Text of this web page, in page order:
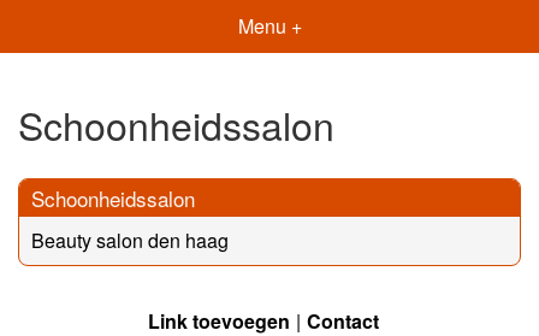
Menu +
Schoonheidssalon
Schoonheidssalon
Beauty salon den haag
Link toevoegen Contact